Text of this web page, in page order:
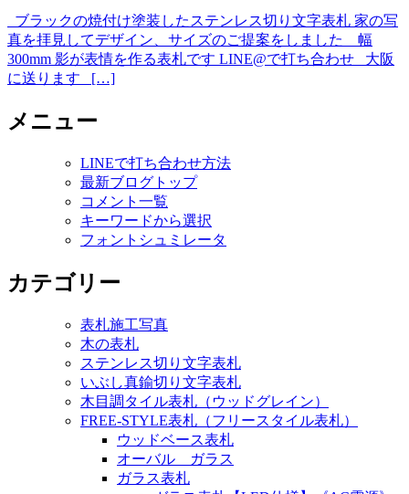
ブラックの焼付け塗装したステンレス切り文字表札 家の写
真を拝見してデザイン、サイズのご提案をしました 幅
300mm 影が表情を作る表札です LINE@で打ち合わせ 大阪
に送ります […]
メニュー
LINEで打ち合わせ方法
最新ブログトップ
コメント一覧
キーワードから選択
フォントシュミレータ
カテゴリー
表札施工写真
木の表札
ステンレス切り文字表札
いぶし真鍮切り文字表札
木目調タイル表札（ウッドグレイン）
FREE-STYLE表札（フリースタイル表札）
ウッドベース表札
オーバル ガラス
ガラス表札